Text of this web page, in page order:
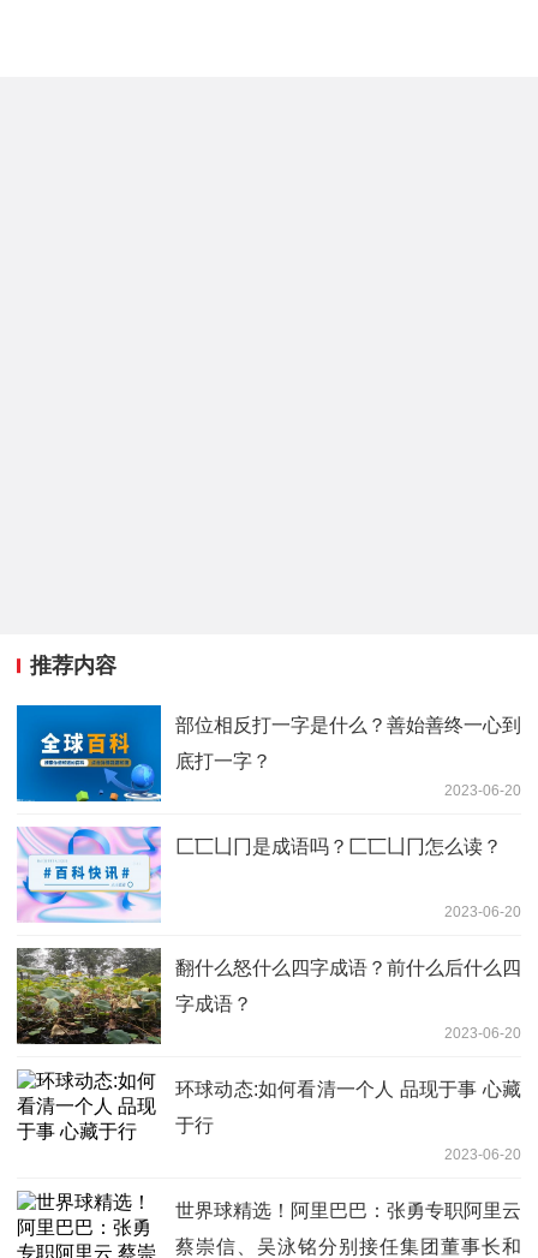
推荐内容
部位相反打一字是什么？善始善终一心到
底打一字？
2023-06-20
匚匸凵冂是成语吗？匚匸凵冂怎么读？
2023-06-20
翻什么怒什么四字成语？前什么后什么四
字成语？
2023-06-20
环球动态:如何看清一个人 品现于事 心藏
于行
2023-06-20
世界球精选！阿里巴巴：张勇专职阿里云
蔡崇信、吴泳铭分别接任集团董事长和